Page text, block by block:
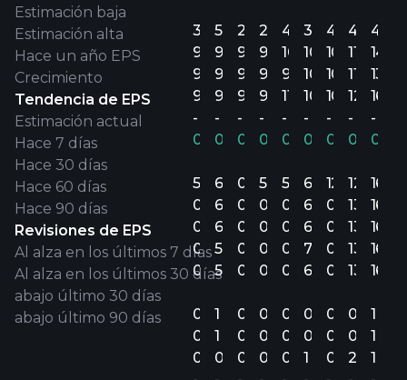
Estimación baja
Estimación alta
Hace un año EPS
Crecimiento
Tendencia de EPS
Estimación actual
Hace 7 días
Hace 30 días
Hace 60 días
Hace 90 días
Revisiones de EPS
Al alza en los últimos 7 días
Al alza en los últimos 30 días
abajo último 30 días
abajo último 90 días
3
9.4B
9.1B
9.6B
-
0.06%
54.00
0
0
0
0
0
0
0
5
9.7B
9.5B
9.9B
-
0.03%
61.08
60.33
60.38
57.92
57.92
1
1
0
2
9.7B
9.7B
9.7B
-
0.03%
0
0
0
0
0
0
0
0
2
9.6B
9.4B
9.8B
-
0.06%
52.60
0
0
0
0
0
0
0
4
10.2B
9.8B
11.1B
-
0.07%
56.40
0
0
0
0
0
0
0
3
10.2B
10B
10.3B
-
0.07%
68.79
68.86
68.86
70.03
62.06
0
0
1
4
10.6B
10.2B
10.9B
-
0.10%
12.30
0
0
0
0
0
0
0
4
11.6B
11.2B
12B
-
0.15%
12.99
13.36
13.36
13.43
13.43
0
0
2
4
13.4B
16.6B
-
16.96
16.59
16.59
16.75
16.75
1
1
1